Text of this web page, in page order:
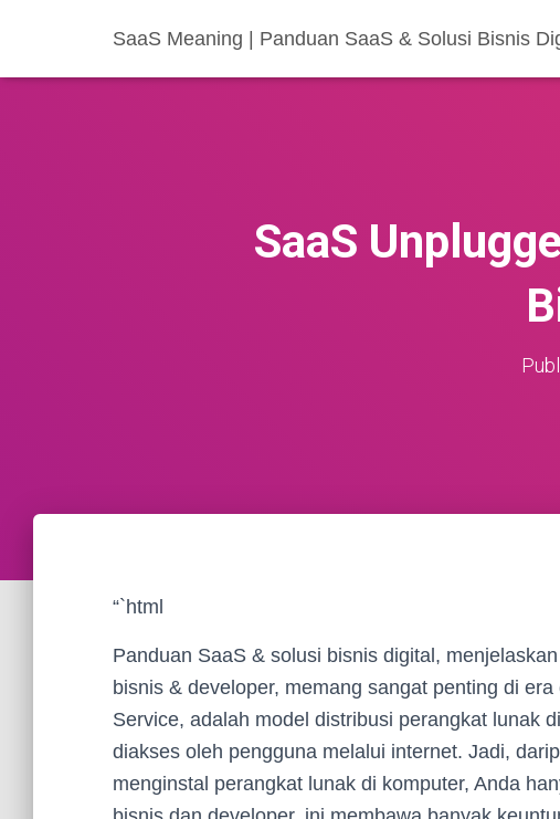
SaaS Meaning | Panduan SaaS & Solusi Bisnis
SaaS
“`html
Panduan SaaS & solusi bisnis digital,
bisnis & developer, memang sangat penting di
Service, adalah model distribusi perangkat lunak
diakses oleh pengguna melalui internet. Jadi,
menginstal perangkat lunak di komputer, Anda